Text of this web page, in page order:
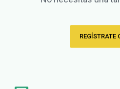
REGÍSTRATE